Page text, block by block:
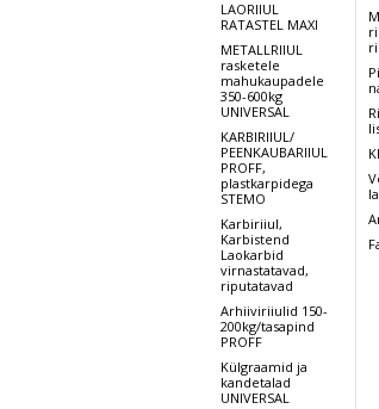
LAORIIUL
RATASTEL MAXI
METALLRIIUL
rasketele
mahukaupadele
350-600kg
UNIVERSAL
KARBIRIIUL/
PEENKAUBARIIUL
PROFF,
plastkarpidega
STEMO
Karbiriiul,
Karbistend
Laokarbid
virnastatavad,
riputatavad
Arhiiviriiulid 150-
200kg/tasapind
PROFF
Külgraamid ja
kandetalad
UNIVERSAL